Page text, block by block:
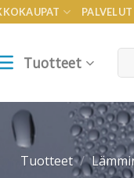
PALVELUT
Tuotteet
Tuotteet /